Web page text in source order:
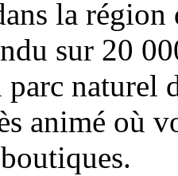
la
sur 20
parc naturel
animé où